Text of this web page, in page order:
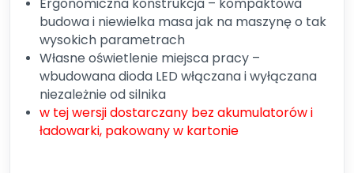
budowa i niewielka masa jak na maszynę o tak
wysokich parametrach
Własne oświetlenie miejsca pracy –
wbudowana dioda LED włączana i wyłączana
niezależnie od silnika
w tej wersji dostarczany bez akumulatorów i
ładowarki, pakowany w kartonie